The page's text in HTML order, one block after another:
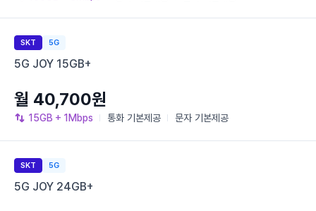
SKT 5G
5G JOY 15GB+
15GB + 1Mbps 통화 기본제공 문자 기본제공
월 40,700원
SKT 5G
5G JOY 24GB+